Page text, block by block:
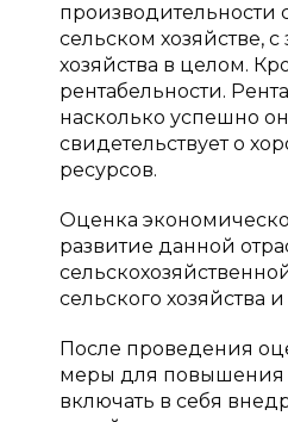
производительности
сельском хозяйстве,
хозяйства в целом.
рентабельности.
насколько успешно
свидетельствует о
ресурсов.
Оценка
развитие данной
сельского хозяйства
После проведения
меры для повышения
включать в себя